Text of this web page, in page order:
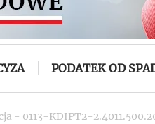
PODATEK OD
- 0113-KDIPT2-